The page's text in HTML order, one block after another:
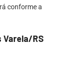
conforme a
Varela/RS